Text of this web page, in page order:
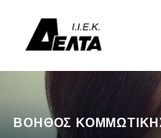
περιεχόμενο
ΒΟΗΘΌΣ